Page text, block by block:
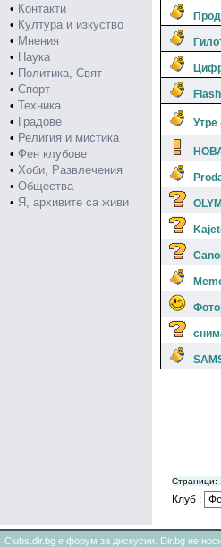
• Контакти
• Култура и изкуство
• Мнения
• Наука
• Политика, Свят
• Спорт
• Техника
• Градове
• Религия и мистика
• Фен клубове
• Хоби, Развлечения
• Общества
• Я, архивите са живи
Утре
Страници:
Клуб :
Clubs.dir.bg е форум за дискусии. Dir.bg не